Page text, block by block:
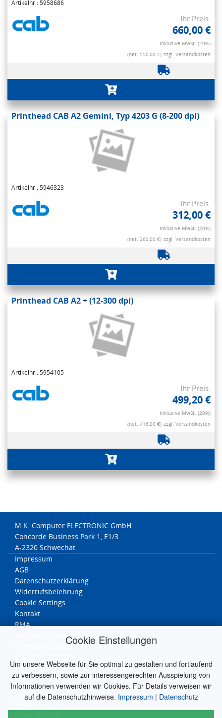
Cookie Einstellungen
Um unsere Webseite für Sie optimal zu gestalten und fortlaufend
zu verbessern, sowie zur interessengerechten Ausspielung von
Informationen verwenden wir Cookies. Für Details verweisen wir
auf die Datenschutzhinweise. Impressum | Datenschutz
Artikelnr.: 5958686
Ihr Preis:
660,00 €
Inklusive MwSt. (20%)
(net. 550,00 €) zzgl. Versandkosten
Printhead CAB A2 Gemini, Typ 4203 G (8-200 dpi)
Artikelnr.: 5946323
Ihr Preis:
312,00 €
Inklusive MwSt. (20%)
(net. 260,00 €) zzgl. Versandkosten
Printhead CAB A2 + (12-300 dpi)
Artikelnr.: 5954105
Ihr Preis:
499,20 €
Inklusive MwSt. (20%)
(net. 416,00 €) zzgl. Versandkosten
M.K. Computer ELECTRONIC GmbH
Concorde Business Park 1, E1/3
A-2320 Schwechat
Impressum
AGB
Datenschutzerklärung
Widerrufsbelehrung
Cookie Settings
Kontakt
RMA
Widerrufformular
MK Worldwide
Deutschland
Niederlande